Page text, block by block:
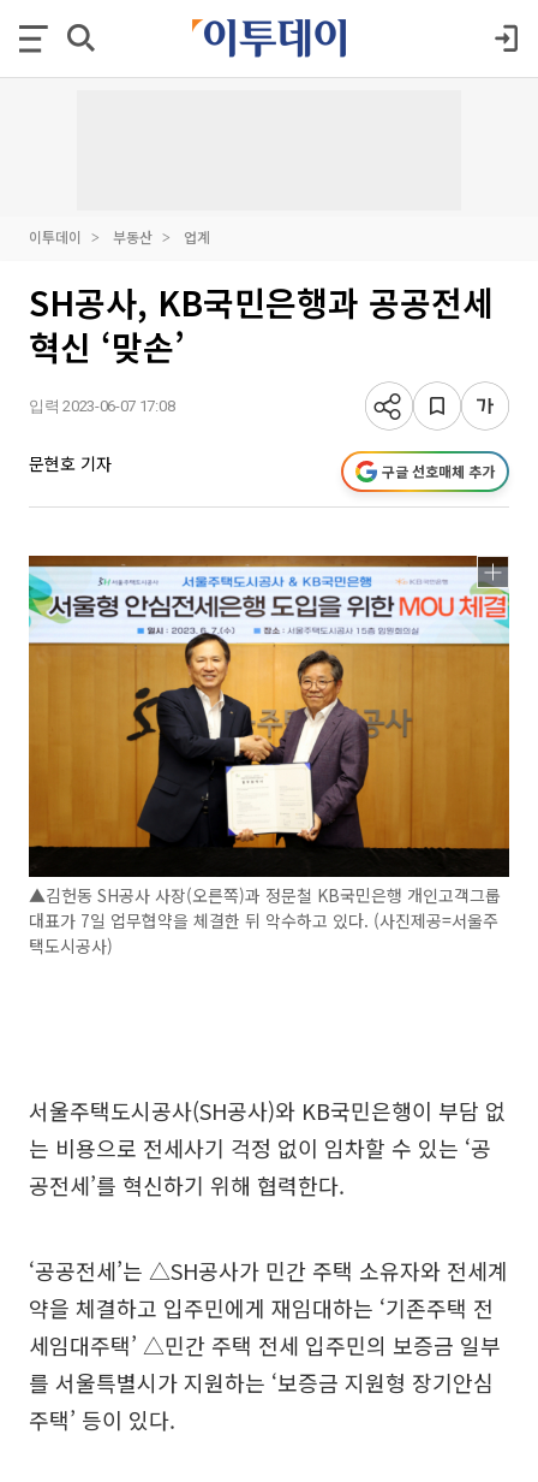
이투데이 부동산 업계
SH공사, KB국민은행과 공공전세
혁신 ‘맞손’
입력 2023-06-07 17:08
문현호 기자 구글 선호매체 추가
▲김헌동 SH공사 사장(오른쪽)과 정문철 KB국민은행 개인고객그룹
대표가 7일 업무협약을 체결한 뒤 악수하고 있다. (사진제공=서울주
택도시공사)
서울주택도시공사(SH공사)와 KB국민은행이 부담 없
는 비용으로 전세사기 걱정 없이 임차할 수 있는 ‘공
공전세’를 혁신하기 위해 협력한다.
‘공공전세’는 △SH공사가 민간 주택 소유자와 전세계
약을 체결하고 입주민에게 재임대하는 ‘기존주택 전
세임대주택’ △민간 주택 전세 입주민의 보증금 일부
를 서울특별시가 지원하는 ‘보증금 지원형 장기안심
주택’ 등이 있다.